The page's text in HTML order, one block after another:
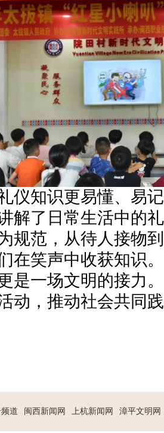
仪知识更易懂、易
解了日常生活中的
规范，从待人接物
在笑声中收获知识
是一场文明的接力
动，推动社会共同
道 闽西新闻网 上杭新闻网 漳平文明网